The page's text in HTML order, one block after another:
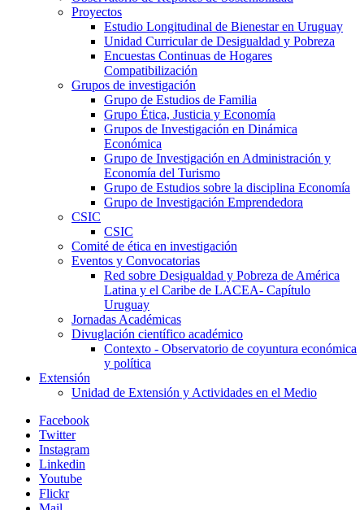
Proyectos
Estudio Longitudinal de Bienestar en Uruguay
Unidad Curricular de Desigualdad y Pobreza
Encuestas Continuas de Hogares
Compatibilización
Grupos de investigación
Grupo de Estudios de Familia
Grupo Ética, Justicia y Economía
Grupos de Investigación en Dinámica
Económica
Grupo de Investigación en Administración y
Economía del Turismo
Grupo de Estudios sobre la disciplina Economía
Grupo de Investigación Emprendedora
CSIC
CSIC
Comité de ética en investigación
Eventos y Convocatorias
Red sobre Desigualdad y Pobreza de América
Latina y el Caribe de LACEA- Capítulo
Uruguay
Jornadas Académicas
Divuglación científico académico
Contexto - Observatorio de coyuntura económica
y política
Extensión
Unidad de Extensión y Actividades en el Medio
Facebook
Twitter
Instagram
Linkedin
Youtube
Flickr